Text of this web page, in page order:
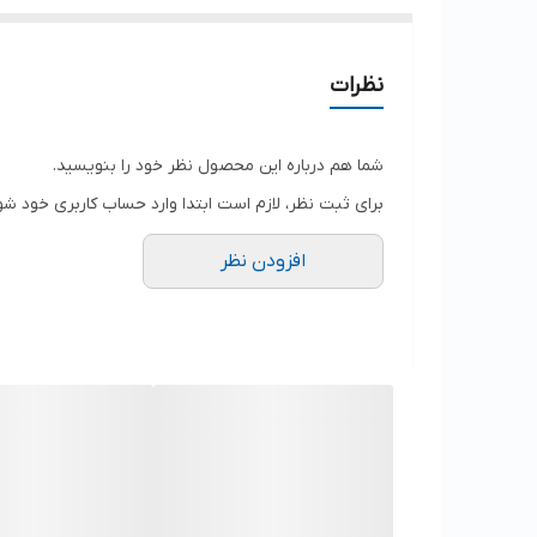
نظرات
شما هم درباره این محصول نظر خود را بنویسید.
برای ثبت نظر، لازم است ابتدا وارد حساب کاربری خود
افزودن نظر